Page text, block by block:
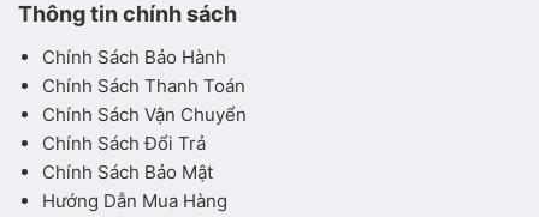
Thông tin chính sách
Chính Sách Bảo Hành
Chính Sách Thanh Toán
Chính Sách Vận Chuyển
Chính Sách Đổi Trả
Chính Sách Bảo Mật
Hướng Dẫn Mua Hàng